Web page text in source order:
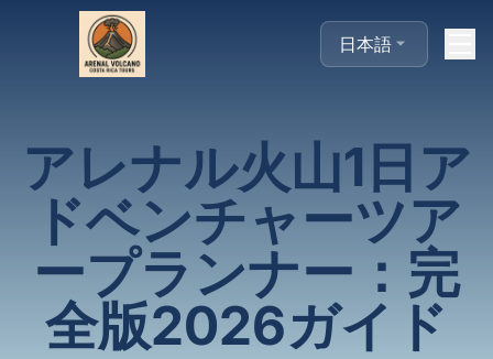
日本語
アレナル火山1日ア
ドベンチャーツア
ープランナー：完
全版2026ガイド